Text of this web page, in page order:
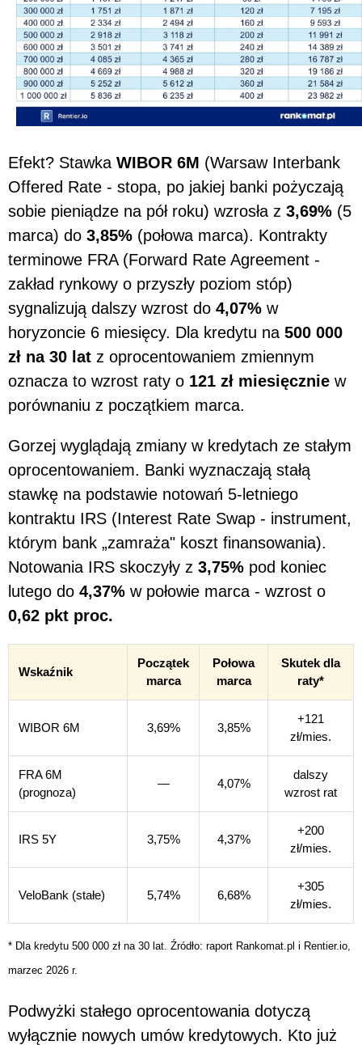
Efekt? Stawka WIBOR 6M (Warsaw Interbank
Offered Rate - stopa, po jakiej banki pożyczają
sobie pieniądze na pół roku) wzrosła z 3,69% (5
marca) do 3,85% (połowa marca). Kontrakty
terminowe FRA (Forward Rate Agreement -
zakład rynkowy o przyszły poziom stóp)
sygnalizują dalszy wzrost do 4,07% w
horyzoncie 6 miesięcy. Dla kredytu na 500 000
zł na 30 lat z oprocentowaniem zmiennym
oznacza to wzrost raty o 121 zł miesięcznie w
porównaniu z początkiem marca.
Gorzej wyglądają zmiany w kredytach ze stałym
oprocentowaniem. Banki wyznaczają stałą
stawkę na podstawie notowań 5-letniego
kontraktu IRS (Interest Rate Swap - instrument,
którym bank „zamraża" koszt finansowania).
Notowania IRS skoczyły z 3,75% pod koniec
lutego do 4,37% w połowie marca - wzrost o
0,62 pkt proc.
Wskaźnik
Początek
marca
Połowa
marca
Skutek dla
raty*
WIBOR 6M 3,69% 3,85%
+121
zł/mies.
FRA 6M
(prognoza)
— 4,07%
dalszy
wzrost rat
IRS 5Y 3,75% 4,37%
+200
zł/mies.
VeloBank (stałe) 5,74% 6,68%
+305
zł/mies.
* Dla kredytu 500 000 zł na 30 lat. Źródło: raport Rankomat.pl i Rentier.io,
marzec 2026 r.
Podwyżki stałego oprocentowania dotyczą
wyłącznie nowych umów kredytowych. Kto już